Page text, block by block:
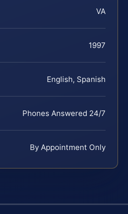
VA
1997
English, Spanish
Phones Answered 24/7
By Appointment Only